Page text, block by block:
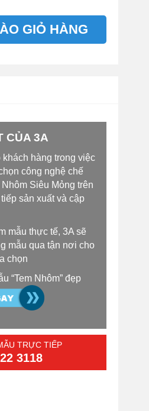
GIỎ HÀNG
CỦA 3A
hàng trong việc
công nghệ chế
Siêu Mỏng trên
sản xuất và cập
mẫu thực tế, 3A sẽ
mẫu qua tận nơi cho
chọn
“Tem Nhôm” đẹp
TRỰC TIẾP
3118